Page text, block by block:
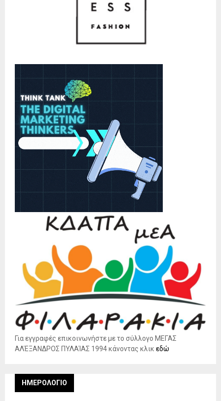
Για εγγραφές επικοινωνήστε με το σύλλογο ΜΕΓΑΣ
ΑΛΈΞΑΝΔΡΟΣ ΠΥΛΑΊΑΣ 1994 κάνοντας κλικ εδώ
ΗΜΕΡΟΛΌΓΙΟ